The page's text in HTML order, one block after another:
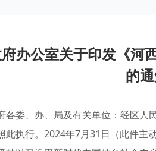
办公室关于印发《河
的
各委、办、局及有关单位：经区
此执行。2024年7月31日（此件